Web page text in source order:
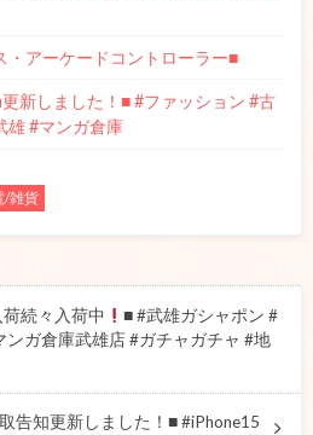
・アーケードコントローラー■
新しました！■ #ファッション #古
雄 #マンガ倉庫
/雑貨
続々入荷中
■ #武雄ガシャポン #
ンガ倉庫武雄店 #ガチャガチャ #地
告知更新しました！■ #iPhone15